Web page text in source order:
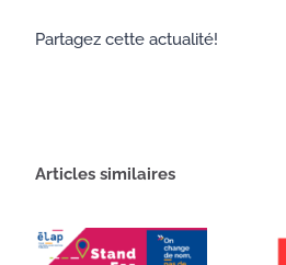
Partagez cette actualité!
Articles similaires